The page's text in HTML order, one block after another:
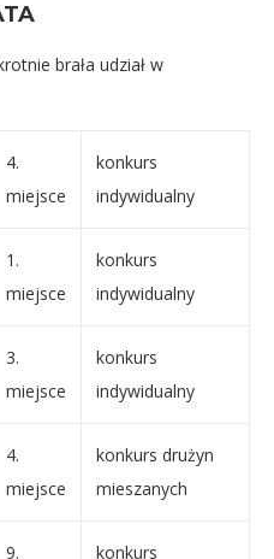
brała udział w
4.
miejsce
konkurs
indywidualny
1.
miejsce
konkurs
indywidualny
3.
miejsce
konkurs
indywidualny
4.
miejsce
konkurs drużyn
mieszanych
9.
konkurs